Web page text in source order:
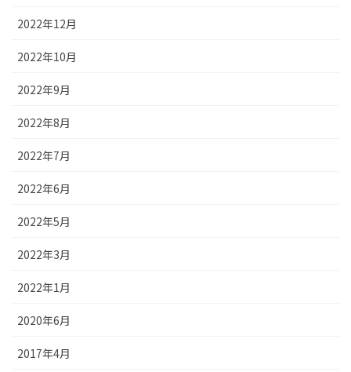
2022年12月
2022年10月
2022年9月
2022年8月
2022年7月
2022年6月
2022年5月
2022年3月
2022年1月
2020年6月
2017年4月